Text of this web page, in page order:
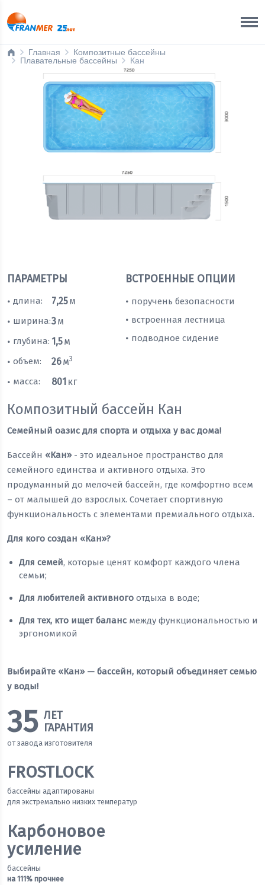
Главная
Композитные бассейны
Плавательные бассейны
Кан
ПАРАМЕТРЫ
• длина: 7,25м
• ширина:3м
• глубина: 1,5м
• объем: 26м3
• масса: 801 кг
ВСТРОЕННЫЕ ОПЦИИ
• поручень безопасности
• встроенная лестница
• подводное сидение
Композитный бассейн Кан
Семейный оазис для спорта и отдыха у вас дома!
Бассейн «Кан» - это идеальное пространство для
семейного единства и активного отдыха. Это
продуманный до мелочей бассейн, где комфортно всем
– от малышей до взрослых. Сочетает спортивную
функциональность с элементами премиального отдыха.
Для кого создан «Кан»?
Для семей, которые ценят комфорт каждого члена
семьи;
Для любителей активного отдыха в воде;
Для тех, кто ищет баланс между функциональностью и
эргономикой
Выбирайте «Кан» — бассейн, который объединяет семью
у воды!
35 ЛЕТ
ГАРАНТИЯ
от завода изготовителя
FROSTLOCK
бассейны адаптированы
для экстремально низких температур
Карбоновое
усиление
бассейны
на 111% прочнее